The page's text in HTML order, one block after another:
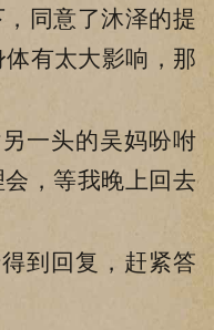
同意了沐泽的提
有太大影响，那
一头的吴妈吩咐
，等我晚上回去
到回复，赶紧答